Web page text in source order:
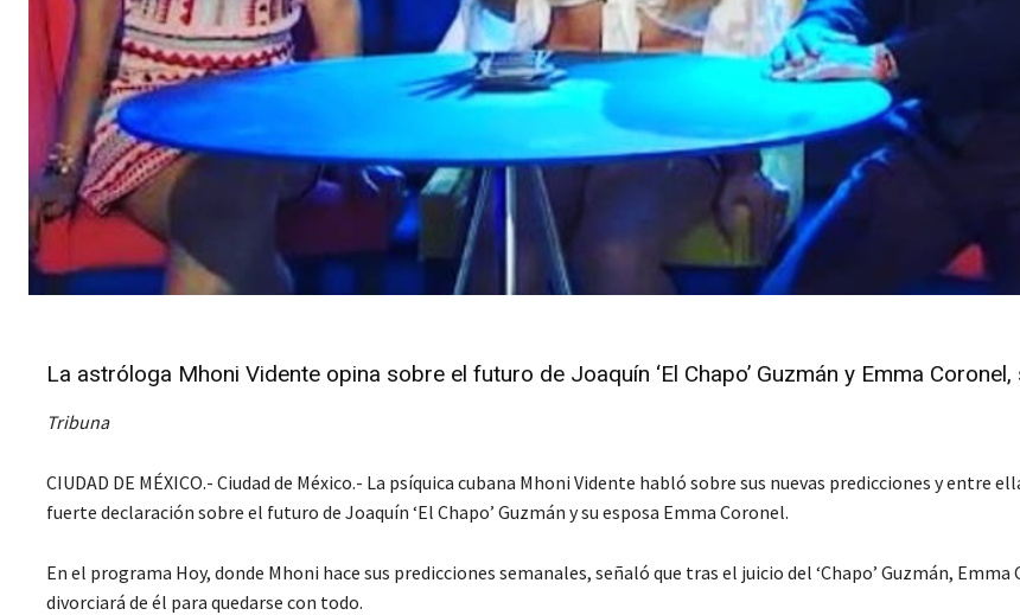
La astróloga Mhoni Vidente opina sobre el futuro de Joaquín ‘El Chapo’ Guzmán y Emma
Tribuna
CIUDAD DE MÉXICO.- Ciudad de México.- La psíquica cubana Mhoni Vidente habló sobre sus nuevas predicciones y entre
fuerte declaración sobre el futuro de Joaquín ‘El Chapo’ Guzmán y su esposa Emma Coronel.
En el programa Hoy, donde Mhoni hace sus predicciones semanales, señaló que tras el juicio del ‘Chapo’ Guzmán, Emma
divorciará de él para quedarse con todo.